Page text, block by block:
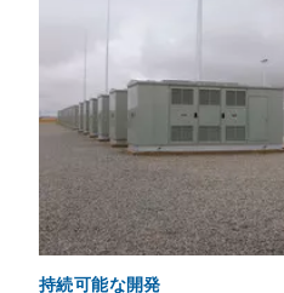
持続可能な開発